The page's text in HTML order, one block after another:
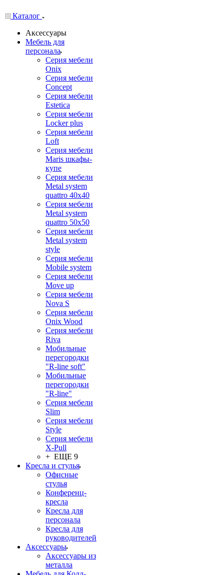
Каталог
Аксессуары
Мебель для
персонала
Серия мебели
Onix
Серия мебели
Concept
Серия мебели
Estetica
Серия мебели
Locker plus
Серия мебели
Loft
Серия мебели
Maris шкафы-
купе
Серия мебели
Metal system
quattro 40x40
Серия мебели
Metal system
quattro 50x50
Серия мебели
Metal system
style
Серия мебели
Mobile system
Серия мебели
Move up
Серия мебели
Nova S
Серия мебели
Onix Wood
Серия мебели
Riva
Мобильные
перегородки
"R-line soft"
Мобильные
перегородки
"R-line"
Серия мебели
Slim
Серия мебели
Style
Серия мебели
X-Pull
+ ЕЩЕ 9
Кресла и стулья
Офисные
стулья
Конференц-
кресла
Кресла для
персонала
Кресла для
руководителей
Аксессуары
Аксессуары из
металла